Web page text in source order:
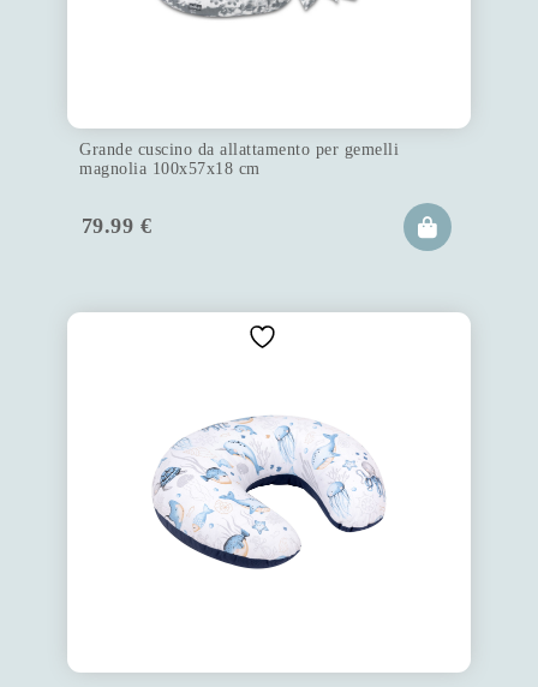
Grande cuscino da allattamento per gemelli
magnolia 100x57x18 cm
79.99 €